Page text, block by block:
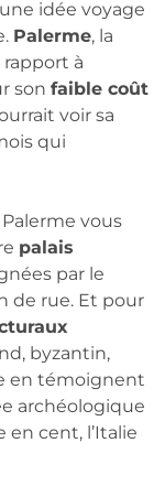
idée voyage
Palerme, la
rapport à
son faible coût
voir sa
qui
vous
palais
par le
de rue. Et pour
byzantin,
en témoignent
archéologique
cent, l’Italie